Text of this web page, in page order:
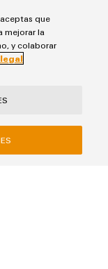
que
mejorar la
y colaborar